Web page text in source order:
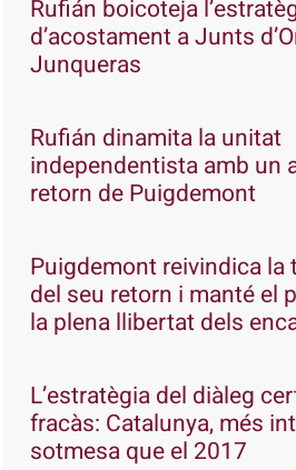
Rufián boicoteja
d’acostament a Junts
Junqueras
Rufián dinamita la unitat
independentista amb un
retorn de Puigdemont
Puigdemont reivindica la
del seu retorn i manté el
la plena llibertat dels
L’estratègia del diàleg
fracàs: Catalunya, més
sotmesa que el 2017